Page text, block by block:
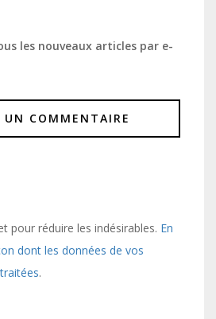
les nouveaux articles par e-
pour réduire les indésirables. En
dont les données de vos
.